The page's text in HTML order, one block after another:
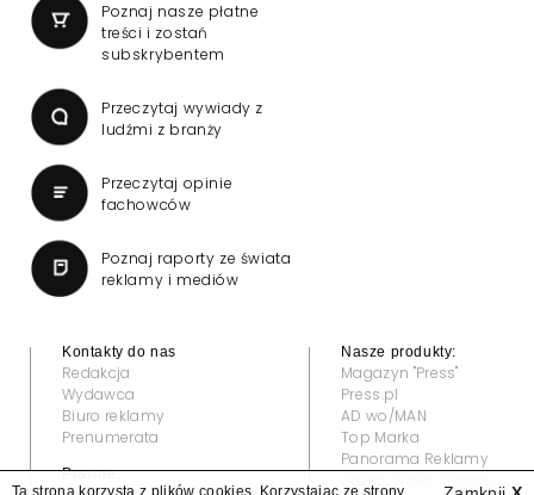
Poznaj nasze płatne
treści i zostań
subskrybentem
Przeczytaj wywiady z
ludźmi z branży
Przeczytaj opinie
fachowców
Poznaj raporty ze świata
reklamy i mediów
Kontakty do nas
Redakcja
Wydawca
Biuro reklamy
Prenumerata
Prawne:
Nasze produkty:
Magazyn "Press"
Press.pl
AD wo/MAN
Top Marka
Panorama Reklamy
Ta strona korzysta z plików cookies. Korzystając ze strony